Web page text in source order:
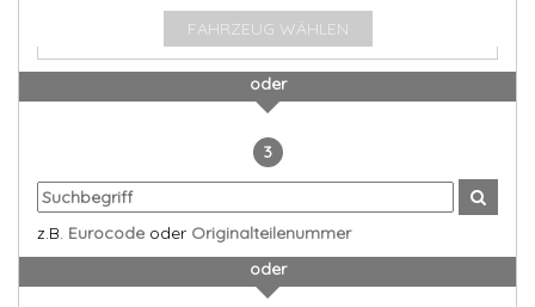
FAHRZEUG WÄHLEN
oder
3
z.B. Eurocode oder Originalteilenummer
oder